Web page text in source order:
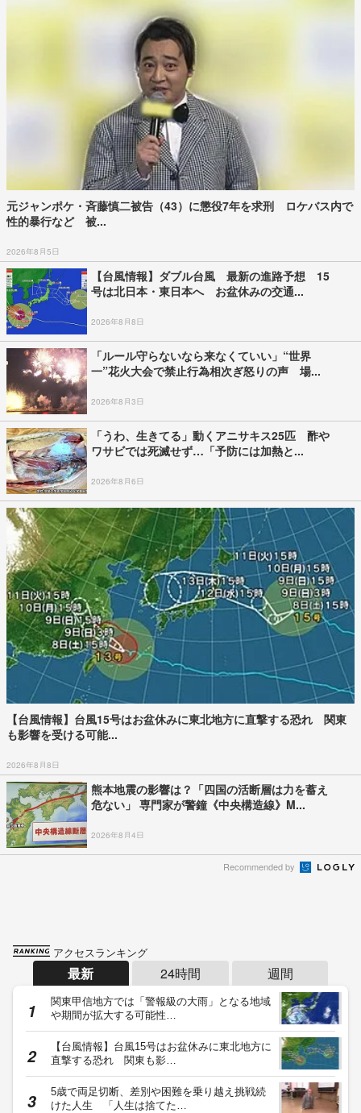
元ジャンポケ・斉藤慎二被告（43）に懲役7年を求刑 ロケバス内で
性的暴行など 被...
2026年8月5日
【台風情報】ダブル台風 最新の進路予想 15
号は北日本・東日本へ お盆休みの交通...
2026年8月8日
「ルール守らないなら来なくていい」“世界
一”花火大会で禁止行為相次ぎ怒りの声 場...
2026年8月3日
「うわ、生きてる」動くアニサキス25匹 酢や
ワサビでは死滅せず…「予防には加熱と...
2026年8月6日
【台風情報】台風15号はお盆休みに東北地方に直撃する恐れ 関東
も影響を受ける可能...
2026年8月8日
熊本地震の影響は？「四国の活断層は力を蓄え
危ない」 専門家が警鐘《中央構造線》M...
2026年8月4日
Recommended by
アクセスランキング
最新 24時間 週間
関東甲信地方では「警報級の大雨」となる地域
や期間が拡大する可能性…
【台風情報】台風15号はお盆休みに東北地方に
直撃する恐れ 関東も影…
5歳で両足切断、差別や困難を乗り越え挑戦続
けた人生 「人生は捨てた…